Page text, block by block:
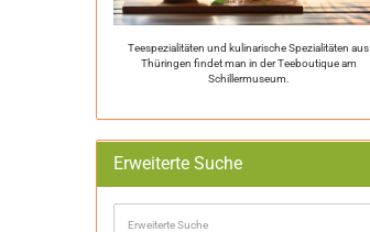
Teespezialitäten und kulinarische Spezialitäten aus
Thüringen findet man in der Teeboutique am
Schillermuseum.
Erweiterte Suche
Suche